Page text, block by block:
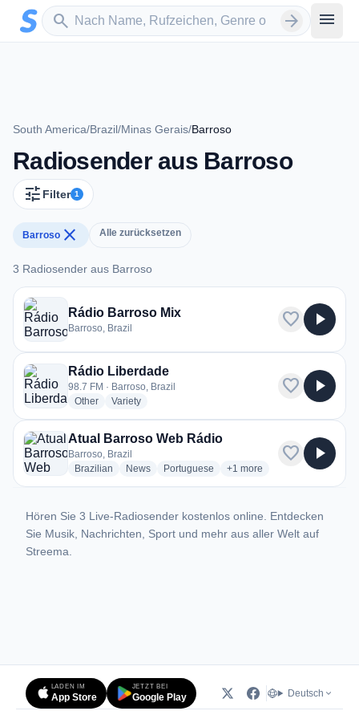
Zum Hauptinhalt springen
search
Sender suchen arrow_forward menu
South America/Brazil/Minas Gerais/Barroso
Radiosender aus Barroso
tune Filter 1
Barroso close Alle zurücksetzen
3 Radiosender aus Barroso
3 Radiosender aus Barroso
Rádio Barroso Mix
Barroso, Brazil favorite play_arrow
Rádio Liberdade
98.7 FM · Barroso, Brazil
Otherradio stations
Varietyradio stations
favorite play_arrow
Atual Barroso Web Rádio
Barroso, Brazil
Brazilian radio stations
Newsradio stations
Portuguese radio stations
+1 more genres for Atual
more
favorite play_arrow
Hören Sie 3 Live-Radiosender kostenlos online. Entdecken
Sie Musik, Nachrichten, Sport und mehr aus aller Welt auf
Streema.
LADEN IM
App Store
JETZT BEI
Google Play Deutsch